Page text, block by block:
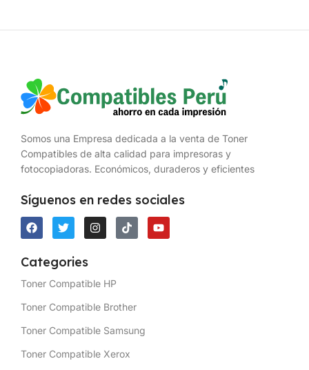
Somos una Empresa dedicada a la venta de Toner
Compatibles de alta calidad para impresoras y
fotocopiadoras. Económicos, duraderos y eficientes
Síguenos en redes sociales
Categories
Toner Compatible HP
Toner Compatible Brother
Toner Compatible Samsung
Toner Compatible Xerox